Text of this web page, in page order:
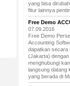
yang bisa
fitur lainnya
Free Demo
07.09.2016
Free Demo
Accounting
dapatkan secara
(Jakarta) dengan
menghubungi
langsung datang
yang berada di